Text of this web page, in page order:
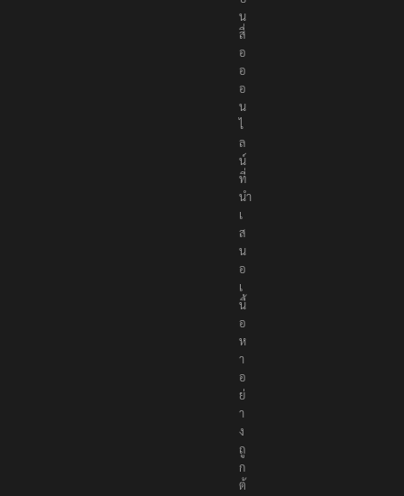
น
สื่
อ
อ
อ
น
ไ
ล
น์
ที่
นำ
เ
ส
น
อ
เ
นื้
อ
ห
า
อ
ย่
า
ง
ถู
ก
ต้